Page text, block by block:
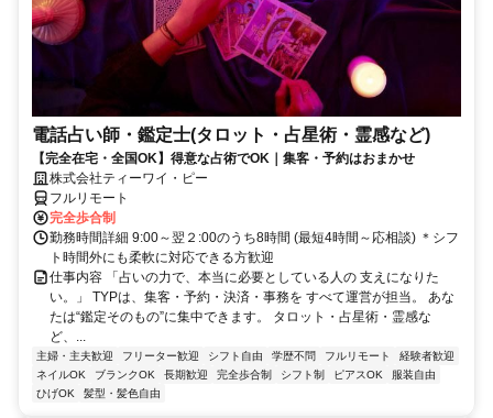
電話占い師・鑑定士(タロット・占星術・霊感など)
【完全在宅・全国OK】得意な占術でOK｜集客・予約はおまかせ
株式会社ティーワイ・ピー
フルリモート
完全歩合制
勤務時間詳細 9:00～翌２:00のうち8時間 (最短4時間～応相談) ＊シフ
ト時間外にも柔軟に対応できる方歓迎
仕事内容 「占いの力で、本当に必要としている人の 支えになりた
い。」 TYPは、集客・予約・決済・事務を すべて運営が担当。 あな
たは“鑑定そのもの”に集中できます。 タロット・占星術・霊感な
ど、...
主婦・主夫歓迎 フリーター歓迎 シフト自由 学歴不問 フルリモート
経験者歓迎
ネイルOK
ブランクOK 長期歓迎 完全歩合制 シフト制 ピアスOK
服装自由
ひげOK
髪型・髪色自由